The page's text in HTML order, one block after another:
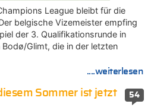
League bleibt für die
belgische Vizemeister empfing
der 3. Qualifikationsrunde in
Glimt, die in der letzten
....weiterlesen
54
Sommer ist jetzt